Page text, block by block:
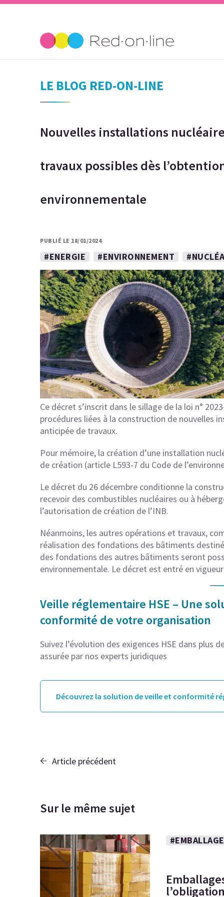
LE BLOG RED-ON-LINE
Nouvelles installations
travaux possibles dès
environnementale
PUBLIÉ LE 18/01/2024
#ENERGIE #ENVIRONNEMENT
Ce décret s’inscrit dans le sillage de la loi n°
procédures liées à la construction de nouvelles
anticipée de travaux.
Pour mémoire, la création d’une installation
de création (article L593-7 du Code de
Le décret du 26 décembre conditionne la
recevoir des combustibles nucléaires ou à
l’autorisation de création de l’INB.
Néanmoins, les autres opérations et travaux,
réalisation des fondations des bâtiments
des fondations des autres bâtiments seront
environnementale. Le décret est entré en
Veille réglementaire HSE – Une
conformité de votre organisation
Suivez l’évolution des exigences HSE dans plus
assurée par nos experts juridiques
Découvrez la solution de veille et conformité
Article précédent
Sur le même sujet